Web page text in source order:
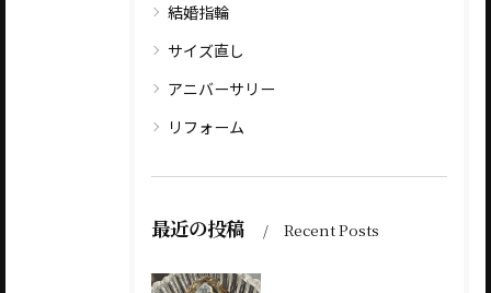
結婚指輪
サイズ直し
アニバーサリー
リフォーム
最近の投稿 Recent Posts